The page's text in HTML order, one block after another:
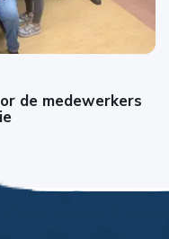
de medewerkers